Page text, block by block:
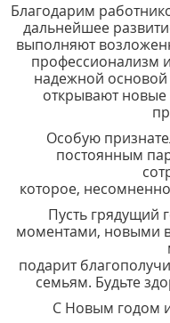
Благодарим
дальнейшее
выполняют
профессионализм
надежной
открывают новые
Особую
постоянным
которое,
Пусть грядущий
моментами, новыми
подарит
семьям. Будьте
С Новым годом